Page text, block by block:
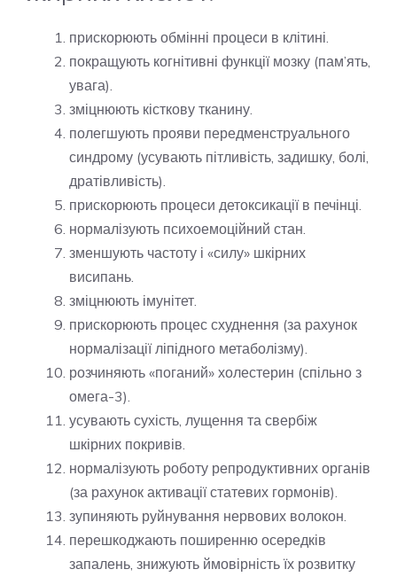
прискорюють обмінні процеси в клітині.
покращують когнітивні функції мозку (пам’ять,
увага).
зміцнюють кісткову тканину.
полегшують прояви передменструального
синдрому (усувають пітливість, задишку, болі,
дратівливість).
прискорюють процеси детоксикації в печінці.
нормалізують психоемоційний стан.
зменшують частоту і «силу» шкірних
висипань.
зміцнюють імунітет.
прискорюють процес схуднення (за рахунок
нормалізації ліпідного метаболізму).
розчиняють «поганий» холестерин (спільно з
омега-3).
усувають сухість, лущення та свербіж
шкірних покривів.
нормалізують роботу репродуктивних органів
(за рахунок активації статевих гормонів).
зупиняють руйнування нервових волокон.
перешкоджають поширенню осередків
запалень, знижують ймовірність їх розвитку